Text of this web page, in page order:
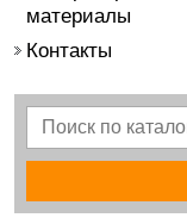
материалы
Контакты